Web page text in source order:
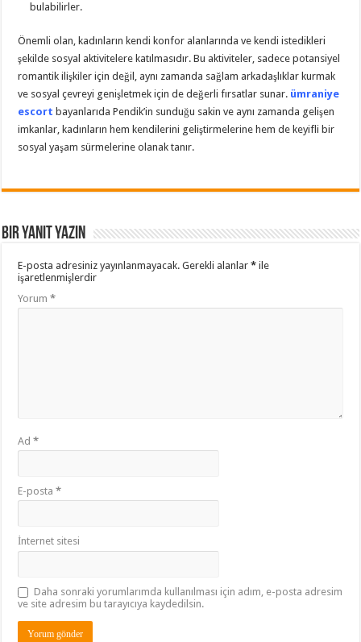
bulabilirler.
Önemli olan, kadınların kendi konfor alanlarında ve kendi istedikleri
şekilde sosyal aktivitelere katılmasıdır. Bu aktiviteler, sadece potansiyel
romantik ilişkiler için değil, aynı zamanda sağlam arkadaşlıklar kurmak
ve sosyal çevreyi genişletmek için de değerli fırsatlar sunar. ümraniye
escort bayanlarıda Pendik’in sunduğu sakin ve aynı zamanda gelişen
imkanlar, kadınların hem kendilerini geliştirmelerine hem de keyifli bir
sosyal yaşam sürmelerine olanak tanır.
Bir yanıt yazın
E-posta adresiniz yayınlanmayacak. Gerekli alanlar* ile
işaretlenmişlerdir
Yorum*
Ad*
E-posta*
İnternet sitesi
Daha sonraki yorumlarımda kullanılması için adım, e-posta adresim
ve site adresim bu tarayıcıya kaydedilsin.